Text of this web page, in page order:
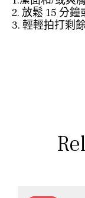
2. 放鬆 15 分
3. 輕輕拍打剩